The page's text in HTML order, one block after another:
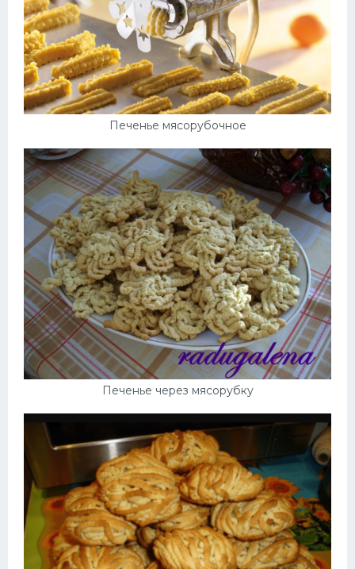
Печенье мясорубочное
Печенье через мясорубку